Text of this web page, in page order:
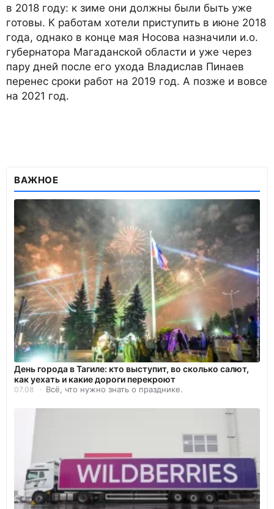
в 2018 году: к зиме они должны были быть уже
готовы. К работам хотели приступить в июне 2018
года, однако в конце мая Носова назначили и.о.
губернатора Магаданской области и уже через
пару дней после его ухода Владислав Пинаев
перенес сроки работ на 2019 год. А позже и вовсе
на 2021 год.
ВАЖНОЕ
День города в Тагиле: кто выступит, во сколько салют,
как уехать и какие дороги перекроют
07.08 Всё, что нужно знать о празднике.